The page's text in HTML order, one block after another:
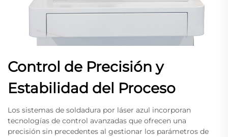
Control de Precisión y
Estabilidad del Proceso
Los sistemas de soldadura por láser azul incorporan
tecnologías de control avanzadas que ofrecen una
precisión sin precedentes al gestionar los parámetros de